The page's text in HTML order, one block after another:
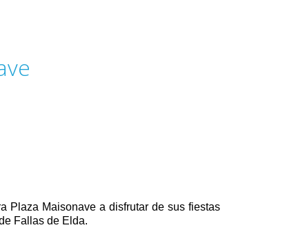
Plaza Maisonave a disfrutar de sus fiestas
Fallas de Elda.